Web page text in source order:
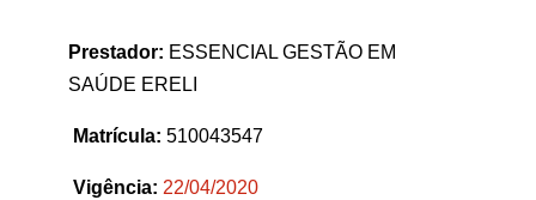
Prestador: ESSENCIAL GESTÃO EM
SAÚDE ERELI
Matrícula: 510043547
Vigência: 22/04/2020